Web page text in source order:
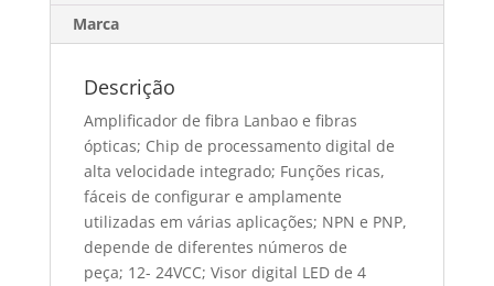
Marca
Descrição
Amplificador de fibra Lanbao e fibras
ópticas; Chip de processamento digital de
alta velocidade integrado; Funções ricas,
fáceis de configurar e amplamente
utilizadas em várias aplicações; NPN e PNP,
depende de diferentes números de
peça; 12- 24VCC; Visor digital LED de 4